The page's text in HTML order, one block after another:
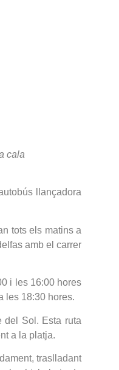
cala
llançadora
tots els matins a
amb el carrer
i les 16:00 hores
les 18:30 hores.
del Sol. Esta ruta
a la platja.
traslladant